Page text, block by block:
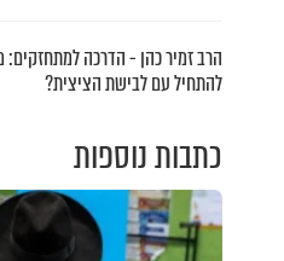
הרב זמיר כהן - הדרכה למתחזקים:
להתחיל עם לבישת הציצית?
כתבות נוספות